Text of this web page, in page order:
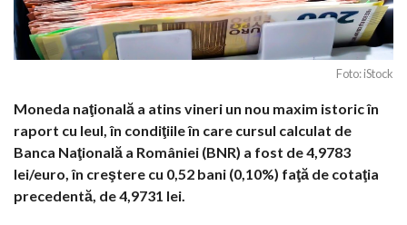
Foto: iStock
Moneda naţională a atins vineri un nou maxim istoric în
raport cu leul, în condiţiile în care cursul calculat de
Banca Naţională a României (BNR) a fost de 4,9783
lei/euro, în creştere cu 0,52 bani (0,10%) faţă de cotaţia
precedentă, de 4,9731 lei.